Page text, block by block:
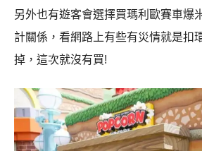
另外也有遊客會選擇買瑪利歐賽車爆
計關係，看網路上有些有災情就是扣
掉，這次就沒有買!